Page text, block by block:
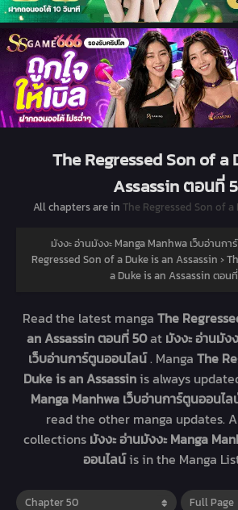
The Regressed Son of a
Assassin ตอนที่
All chapters are in The Regressed Son of
มังงะ อ่านมังงะ Manga Manhwa เว็บอ่านก
Regressed Son of a Duke is an Assassin ›
a Duke is an Assassin ตอน
Read the latest manga The
an Assassin ตอนที่ 50at มังงะ อ่านมัง
เว็บอ่านการ์ตูนออนไลน์. Manga The
Duke is an Assassinis always
Manga Manhwa เว็บอ่านการ์ตูนออนไ
read the other manga updates.
collections มังงะ อ่านมังงะ Manga
ออนไลน์is in the Manga